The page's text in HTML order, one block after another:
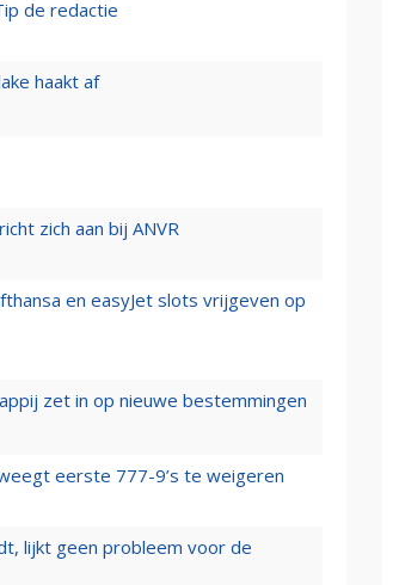
de redactie
haakt af
zich aan bij ANVR
en easyJet slots vrijgeven op
zet in op nieuwe bestemmingen
eerste 777-9’s te weigeren
lijkt geen probleem voor de